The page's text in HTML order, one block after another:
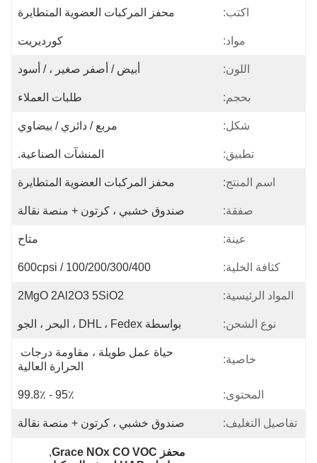
اكتب: محفز المركبات العضوية المتطايرة
مواد: كورديريت
اللون: أبيض / أصفر صغير ، / أسود
بحجم: طلبات العملاء
شكل: مربع / دائري / بيضاوي
تطبيق: المنشآت الصناعية.
اسم المنتج: محفز المركبات العضوية المتطايرة
صفقة: صندوق خشبي ، كرتون + منصة نقالة
عينة: متاح
كثافة الخلية: 100/200/300/400 / 600cpsi
المواد الرئيسية: 2MgO 2Al2O3 5SiO2
نوع الشحن: بواسطة DHL ، Fedex ، البحر ، الجو
خاصية:
حياة عمل طويلة ، مقاومة درجات
الحرارة العالية
المحتوى: 95٪ - 99.8٪
تفاصيل التغليف: صندوق خشبي ، كرتون + منصة نقالة
محفز Grace NOx CO VOC
,